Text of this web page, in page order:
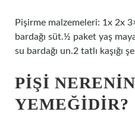
Pişirme malzemeleri: 1x 2x
bardağı süt.½ paket yaş
su bardağı un.2 tatlı kaşığı
PIŞI NERENIN
YEMEĞIDIR?